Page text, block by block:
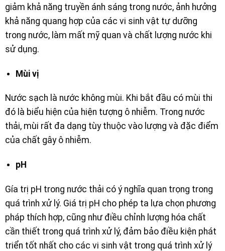
giảm khả năng truyền ánh sáng trong nước, ảnh hưởng
khả năng quang hợp của các vi sinh vật tự dưỡng
trong nước, làm mất mỹ quan và chất lượng nước khi
sử dụng.
Mùi vị
Nước sạch là nước không mùi. Khi bắt đầu có mùi thi
đó là biểu hiện của hiện tượng ô nhiễm. Trong nước
thải, mùi rất đa dạng tùy thuộc vào lượng và đặc điểm
của chất gây ô nhiễm.
pH
Gía trị pH trong nước thải có ý nghĩa quan trọng trong
quá trình xử lý. Giá trị pH cho phép ta lựa chọn phương
pháp thích hợp, cũng như điều chỉnh lượng hóa chất
cần thiết trong quá trình xử lý, đảm bảo điều kiện phát
triển tốt nhất cho các vi sinh vật trong quá trình xử lý